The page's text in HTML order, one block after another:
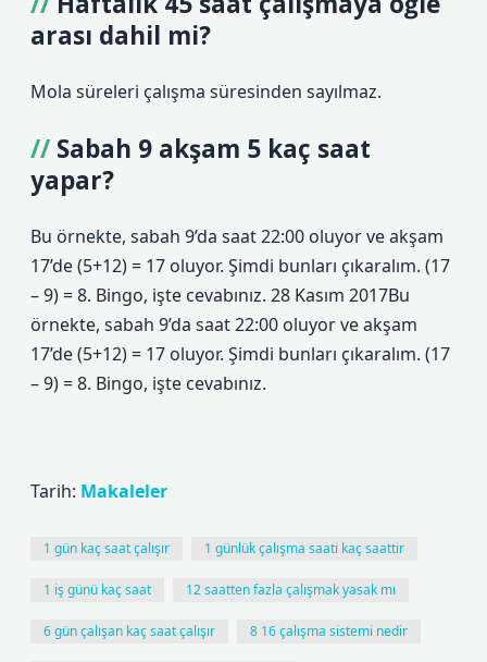
arası dahil mi?
Mola süreleri çalışma süresinden sayılmaz.
Sabah 9 akşam 5 kaç saat
yapar?
Bu örnekte, sabah 9’da saat 22:00 oluyor ve akşam
17’de (5+12) = 17 oluyor. Şimdi bunları çıkaralım. (17
– 9) = 8. Bingo, işte cevabınız. 28 Kasım 2017Bu
örnekte, sabah 9’da saat 22:00 oluyor ve akşam
17’de (5+12) = 17 oluyor. Şimdi bunları çıkaralım. (17
– 9) = 8. Bingo, işte cevabınız.
Tarih: Makaleler
1 gün kaç saat çalışır 1 günlük çalışma saati kaç saattir
1 iş günü kaç saat 12 saatten fazla çalışmak yasak mı
6 gün çalışan kaç saat çalışır 8 16 çalışma sistemi nedir